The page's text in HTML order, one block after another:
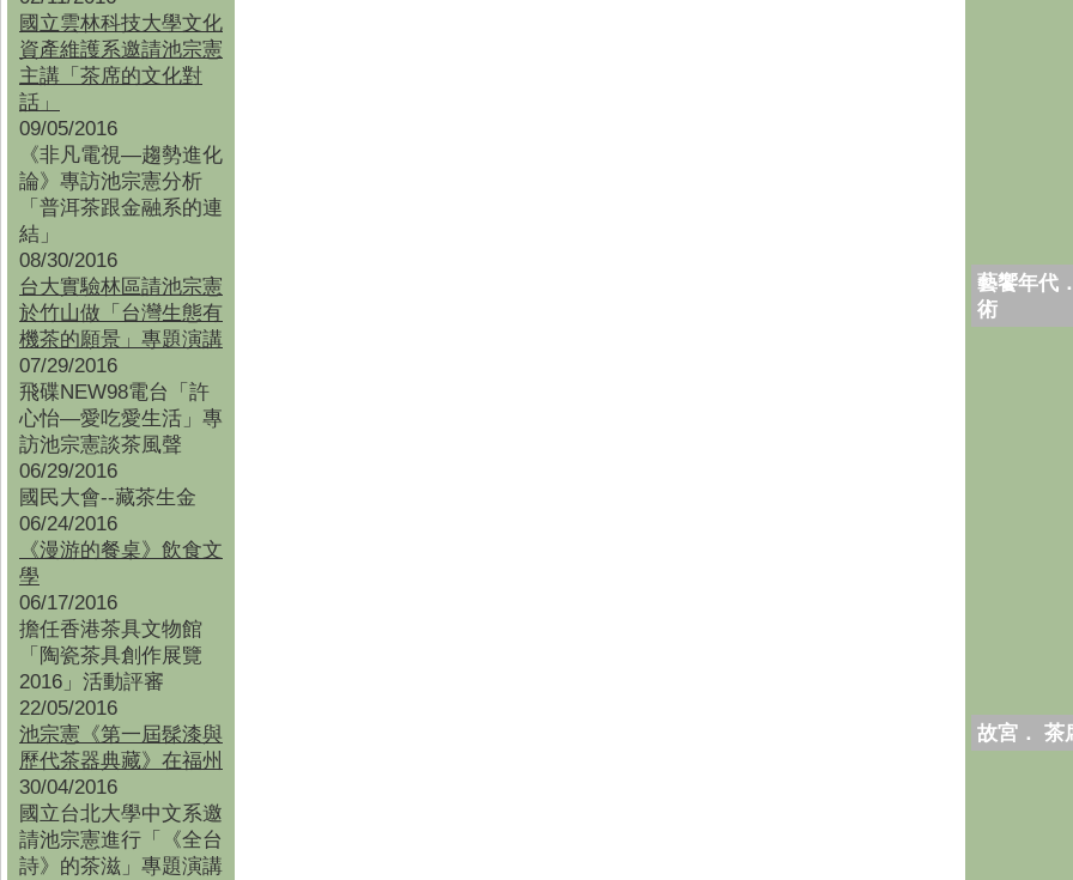
國立雲林科技大學文化
資產維護系邀請池宗憲
主講「茶席的文化對
話」
09/05/2016
《非凡電視—趨勢進化
論》專訪池宗憲分析
「普洱茶跟金融系的連
結」
08/30/2016
台大實驗林區請池宗憲
於竹山做「台灣生態有
機茶的願景」專題演講
07/29/2016
飛碟NEW98電台「許
心怡—愛吃愛生活」專
訪池宗憲談茶風聲
06/29/2016
國民大會--藏茶生金
06/24/2016
《漫游的餐桌》飲食文
學
06/17/2016
擔任香港茶具文物館
「陶瓷茶具創作展覽
2016」活動評審
22/05/2016
池宗憲《第一屆髹漆與
歷代茶器典藏》在福州
30/04/2016
國立台北大學中文系邀
請池宗憲進行「《全台
詩》的茶滋」專題演講
藝饗年代
術
故宮． 茶